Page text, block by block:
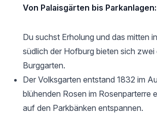
Von Palaisgärten bis
Du suchst Erholung und das mitten
südlich der Hofburg bieten sich
Burggarten.
Der Volksgarten entstand 1832 im
blühenden Rosen im Rosenparterre
auf den Parkbänken entspannen.